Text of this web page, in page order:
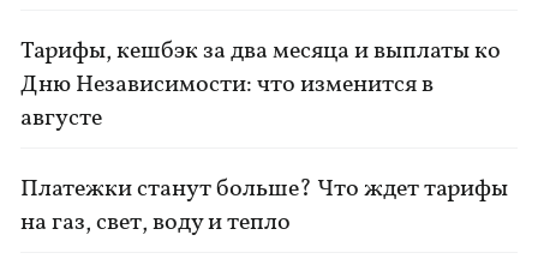
Тарифы, кешбэк за два месяца и выплаты ко
Дню Независимости: что изменится в
августе
Платежки станут больше? Что ждет тарифы
на газ, свет, воду и тепло